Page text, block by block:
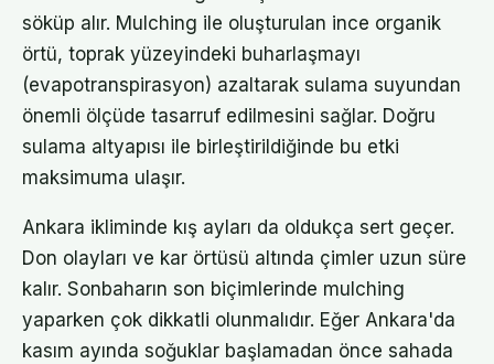
söküp alır. Mulching ile oluşturulan ince organik
örtü, toprak yüzeyindeki buharlaşmayı
(evapotranspirasyon) azaltarak sulama suyundan
önemli ölçüde tasarruf edilmesini sağlar. Doğru
sulama altyapısı ile birleştirildiğinde bu etki
maksimuma ulaşır.
Ankara ikliminde kış ayları da oldukça sert geçer.
Don olayları ve kar örtüsü altında çimler uzun süre
kalır. Sonbaharın son biçimlerinde mulching
yaparken çok dikkatli olunmalıdır. Eğer Ankara'da
kasım ayında soğuklar başlamadan önce sahada